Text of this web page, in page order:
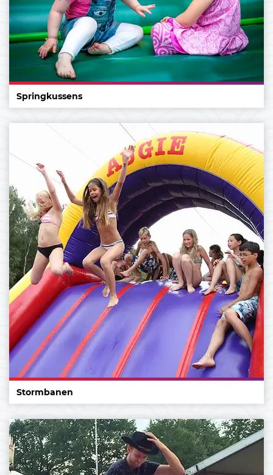
Springkussens
Stormbanen